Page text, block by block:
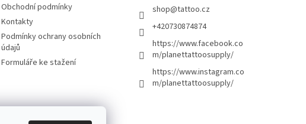
Obchodní podmínky
Kontakty
Podmínky ochrany osobních
údajů
Formuláře ke stažení
shop@tattoo.cz
+420730874874
https://www.facebook.co
m/planettattoosupply/
https://www.instagram.co
m/planettattoosupply/